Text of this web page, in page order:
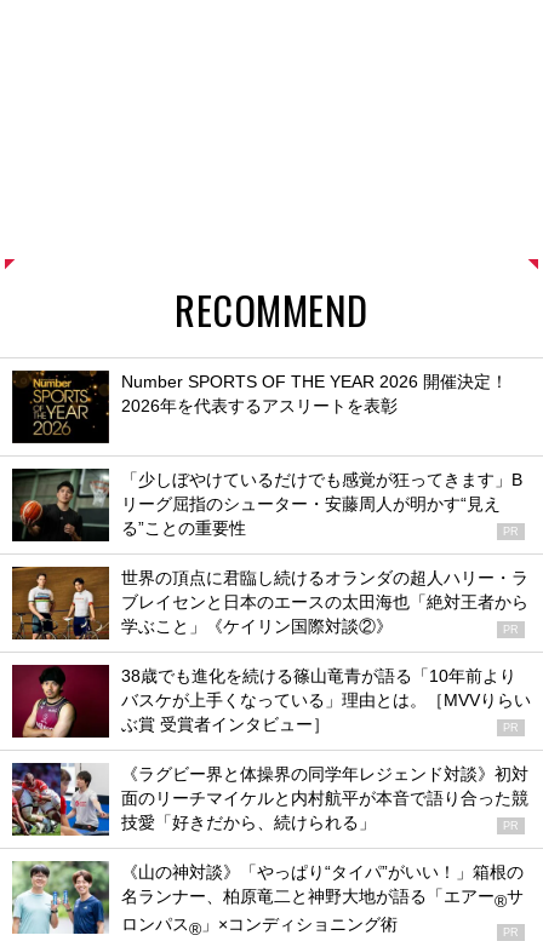
RECOMMEND
Number SPORTS OF THE YEAR 2026 開催決定！
2026年を代表するアスリートを表彰
「少しぼやけているだけでも感覚が狂ってきます」B
リーグ屈指のシューター・安藤周人が明かす“見え
る”ことの重要性
PR
世界の頂点に君臨し続けるオランダの超人ハリー・ラ
ブレイセンと日本のエースの太田海也「絶対王者から
学ぶこと」《ケイリン国際対談②》
PR
38歳でも進化を続ける篠山竜青が語る「10年前より
バスケが上手くなっている」理由とは。［MVVりらい
ぶ賞 受賞者インタビュー］
PR
《ラグビー界と体操界の同学年レジェンド対談》初対
面のリーチマイケルと内村航平が本音で語り合った競
技愛「好きだから、続けられる」
PR
《山の神対談》「やっぱり“タイパ”がいい！」箱根の
名ランナー、柏原竜二と神野大地が語る「エアー®サ
ロンパス® 」×コンディショニング術 PR